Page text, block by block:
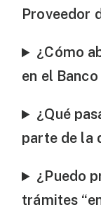
Proveedor
¿Cómo
en el
¿Qué
parte de la
¿Puedo
trámites